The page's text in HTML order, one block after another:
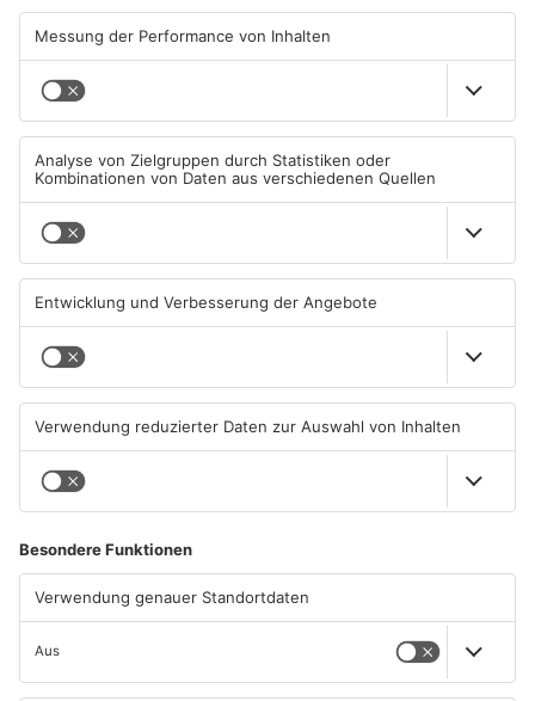
Autofahrerin mit drei
Promille in Eichenbühl
gestoppt
31.07.2026, 11:45 UHR IN KREIS
MILTENBERG
Sohlbach wird Leiterin der
Allgemein- und
Viszeralchirurgie
31.07.2026, 11:35 UHR IN KREIS